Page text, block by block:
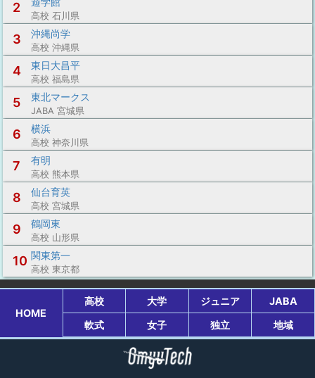
2
高校 石川県
3 沖縄尚学
高校 沖縄県
4 東日大昌平
高校 福島県
5 東北マークス
JABA 宮城県
6 横浜
高校 神奈川県
7 有明
高校 熊本県
8 仙台育英
高校 宮城県
9 鶴岡東
高校 山形県
10 関東第一
高校 東京都
HOME
高校 大学 ジュニア
JABA
軟式
女子 独立 地域